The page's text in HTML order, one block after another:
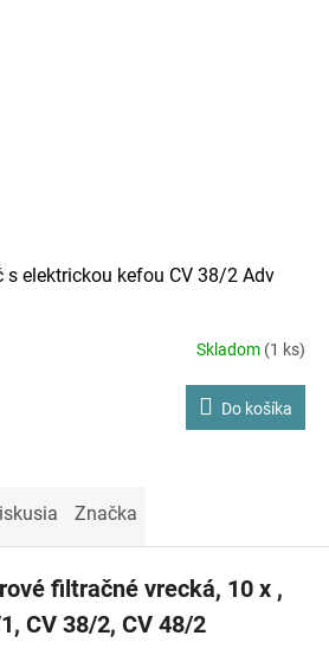
s elektrickou kefou CV 38/2 Adv
Skladom (1 ks)
Do košíka
Značka
filtračné vrecká, 10 x ,
CV 38/2, CV 48/2